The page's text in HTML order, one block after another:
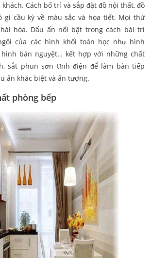
Cách bố trí và sắp đặt đồ nội thất, đồ
gì cầu kỳ về màu sắc và họa tiết. Mọi thứ
hòa. Dấu ấn nổi bật trong cách bài trí
của các hình khối toán học như hình
bán nguyệt… kết hợp với những chất
sắt phun sơn tĩnh điện để làm bàn tiếp
ấn khác biệt và ấn tượng.
phòng bếp